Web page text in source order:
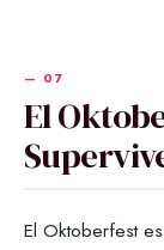
El
El Oktoberfest